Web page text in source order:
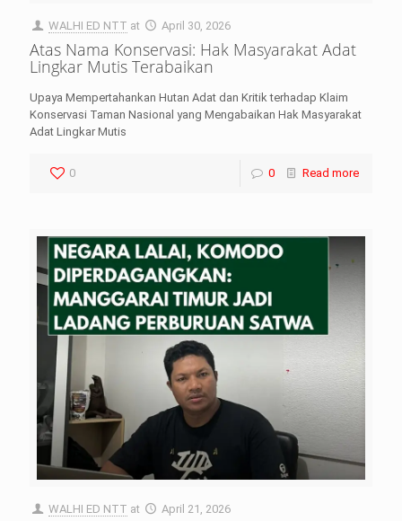
WALHI ED NTT at April 30, 2026
Atas Nama Konservasi: Hak Masyarakat Adat
Lingkar Mutis Terabaikan
Upaya Mempertahankan Hutan Adat dan Kritik terhadap Klaim
Konservasi Taman Nasional yang Mengabaikan Hak Masyarakat
Adat Lingkar Mutis
0 0 Read more
WALHI ED NTT at April 21, 2026